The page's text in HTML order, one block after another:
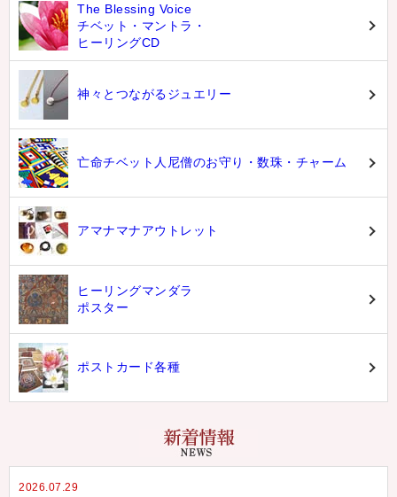
The Blessing Voice
チベット・マントラ・
ヒーリングCD
神々とつながるジュエリー
亡命チベット人尼僧のお守り・数珠・チャーム
アマナマナアウトレット
ヒーリングマンダラ
ポスター
ポストカード各種
2026.07.29